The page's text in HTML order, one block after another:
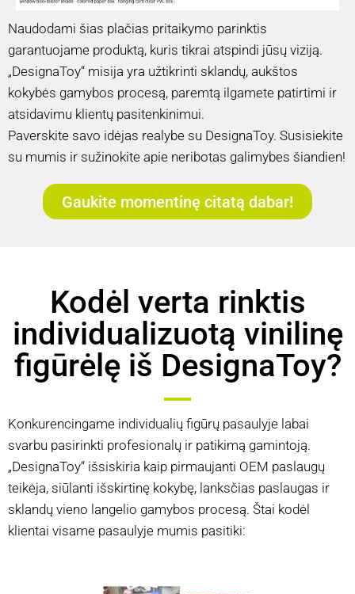
Naudodami šias plačias pritaikymo parinktis
garantuojame produktą, kuris tikrai atspindi jūsų viziją.
„DesignaToy“ misija yra užtikrinti sklandų, aukštos
kokybės gamybos procesą, paremtą ilgamete patirtimi ir
atsidavimu klientų pasitenkinimui.
Paverskite savo idėjas realybe su DesignaToy. Susisiekite
su mumis ir sužinokite apie neribotas galimybes šiandien!
Gaukite momentinę citatą dabar!
Kodėl verta rinktis
individualizuotą vinilinę
figūrėlę iš DesignaToy?
Konkurencingame individualių figūrų pasaulyje labai
svarbu pasirinkti profesionalų ir patikimą gamintoją.
„DesignaToy“ išsiskiria kaip pirmaujanti OEM paslaugų
teikėja, siūlanti išskirtinę kokybę, lanksčias paslaugas ir
sklandų vieno langelio gamybos procesą. Štai kodėl
klientai visame pasaulyje mumis pasitiki: